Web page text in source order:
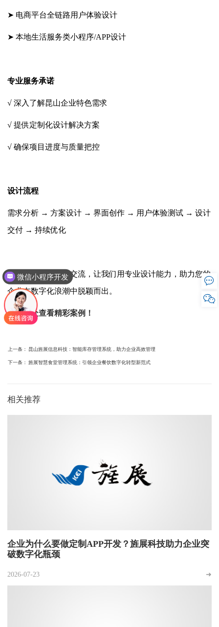
➤ 电商平台全链路用户体验设计
➤ 本地生活服务类小程序/APP设计
专业服务承诺
√ 深入了解昆山企业特色需求
√ 提供定制化设计解决方案
√ 确保项目进度与质量把控
设计流程
需求分析 → 方案设计 → 界面创作 → 用户体验测试 → 设计
交付 → 持续优化
欢迎昆山企业莅临交流，让我们用专业设计能力，助力您的
企业在数字化浪潮中脱颖而出。
点击此处查看精彩案例！
上一条： 昆山旌展信息科技：智能库存管理系统，助力企业高效管理
下一条： 旌展智慧食堂管理系统：引领企业餐饮数字化转型新范式
相关推荐
企业为什么要做定制APP开发？旌展科技助力企业突
破数字化瓶颈
2026-07-23 ➜


微信小程序开发